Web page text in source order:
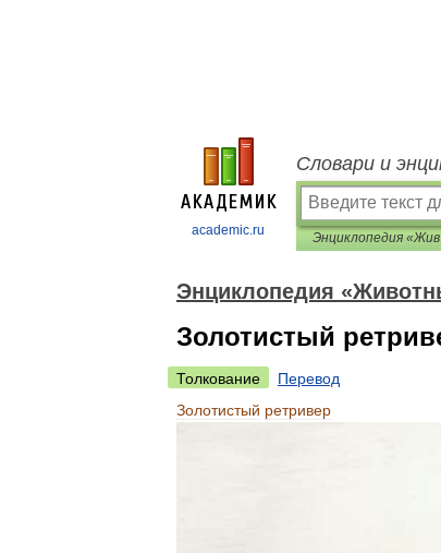
academic.ru
Словари и
Энциклопедия
Золотистый
Толкование
Перевод
Золотистый ретривер